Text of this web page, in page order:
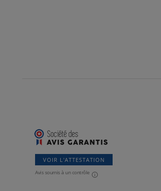
VOIR L'ATTESTATION
Avis soumis à un contrôle